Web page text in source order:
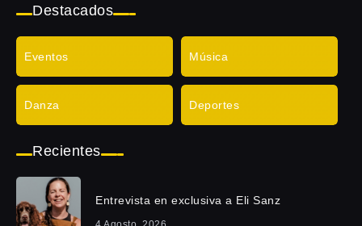
Destacados
Eventos Música
Danza Deportes
Recientes
Entrevista en exclusiva a Eli Sanz